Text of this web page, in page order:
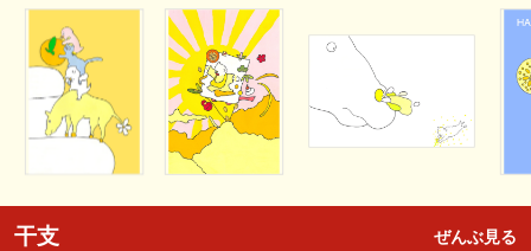
干支 ぜんぶ見る